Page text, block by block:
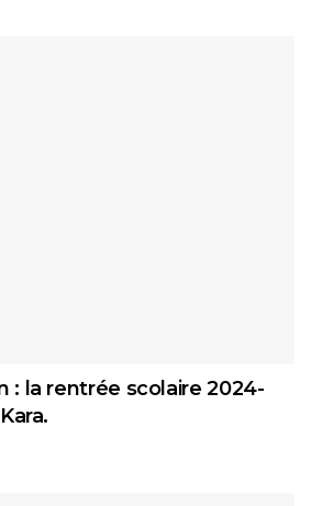
: la rentrée scolaire 2024-